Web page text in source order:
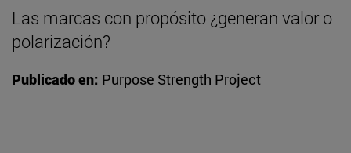
Las marcas con propósito ¿generan valor o
polarización?
Publicado en: Purpose Strength Project